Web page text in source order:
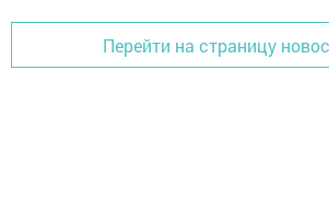
Перейти на страницу